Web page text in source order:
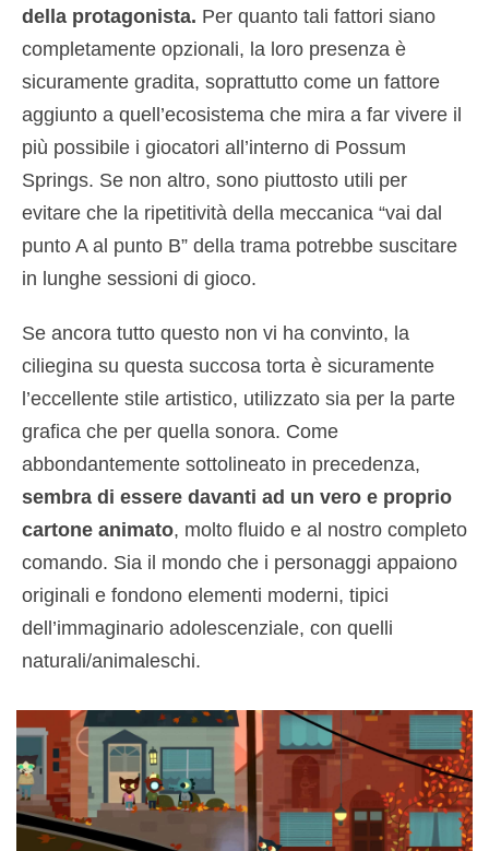
della protagonista. Per quanto tali fattori siano
completamente opzionali, la loro presenza è
sicuramente gradita, soprattutto come un fattore
aggiunto a quell’ecosistema che mira a far vivere il
più possibile i giocatori all’interno di Possum
Springs. Se non altro, sono piuttosto utili per
evitare che la ripetitività della meccanica “vai dal
punto A al punto B” della trama potrebbe suscitare
in lunghe sessioni di gioco.
Se ancora tutto questo non vi ha convinto, la
ciliegina su questa succosa torta è sicuramente
l’eccellente stile artistico, utilizzato sia per la parte
grafica che per quella sonora. Come
abbondantemente sottolineato in precedenza,
sembra di essere davanti ad un vero e proprio
cartone animato, molto fluido e al nostro completo
comando. Sia il mondo che i personaggi appaiono
originali e fondono elementi moderni, tipici
dell’immaginario adolescenziale, con quelli
naturali/animaleschi.